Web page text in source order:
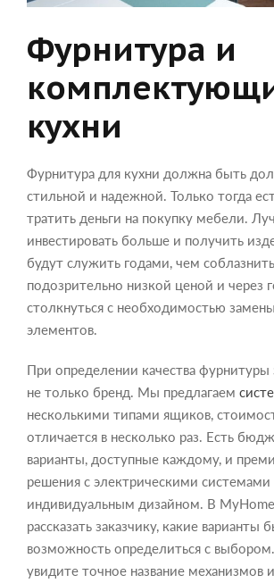
Фурнитура и
кухни
Фурнитура для кухни должна быть
стильной и надежной. Только тогда
тратить деньги на покупку мебели.
инвестировать больше и получить
будут служить годами, чем
подозрительно низкой ценой и через
столкнуться с необходимостью
элементов.
При определении качества фурнитуры
не только бренд. Мы предлагаем
несколькими типами ящиков,
отличается в несколько раз. Есть
варианты, доступные каждому, и
решения с электрическими системами
индивидуальным дизайном. В MyHome
рассказать заказчику, какие варианты
возможность определиться с
увидите точное название механизмов